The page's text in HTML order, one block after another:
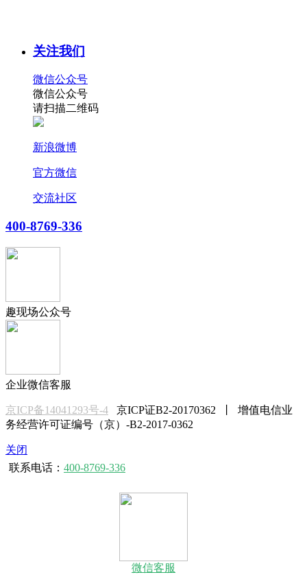
关注我们
微信公众号
微信公众号
请扫描二维码
新浪微博
官方微信
交流社区
400-8769-336
趣现场公众号
企业微信客服
京ICP备14041293号-4 京ICP证B2-20170362 丨 增值电信业
务经营许可证编号（京）-B2-2017-0362
关闭
联系电话： 400-8769-336
微信客服